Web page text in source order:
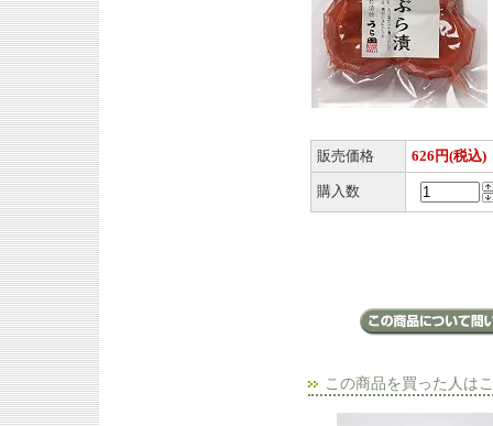
販売価格 626円(税込)
購入数
この商品を買った人は